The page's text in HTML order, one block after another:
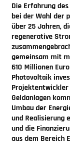
Die Erfahrung
bei der Wahl der
über 25 Jahren,
regenerative
gemeinsam mit
610 Millionen
Photovoltaik
Projektentwickler
Geldanlagen
Umbau der
und Realisierung
und die
aus dem Bereich